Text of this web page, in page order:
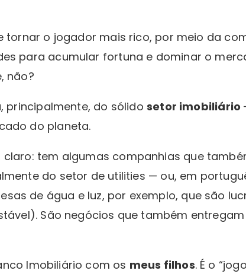
tornar o jogador mais rico, por meio da
para acumular fortuna e dominar o
não?
principalmente, do sólido setor imobiliário
do planeta.
claro: tem algumas companhias que
do setor de utilities — ou, em
de água e luz, por exemplo, que são
São negócios que também
Imobiliário com os meus filhos. É o